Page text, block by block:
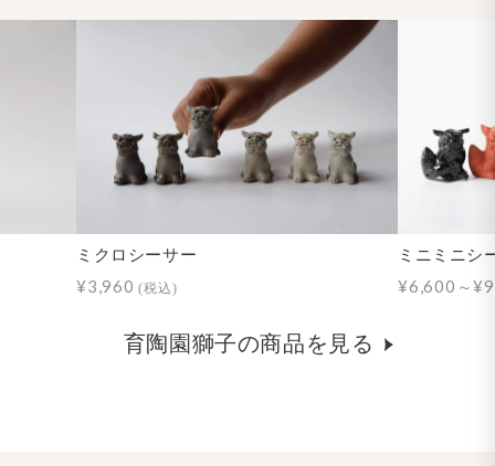
ミクロシーサー
¥3,960(税込)
ミニミニシ
¥6,600～
育陶園獅子の商品を見る